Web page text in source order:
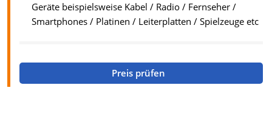
Geräte beispielsweise Kabel / Radio / Fernseher /
Smartphones / Platinen / Leiterplatten / Spielzeuge etc
Preis prüfen